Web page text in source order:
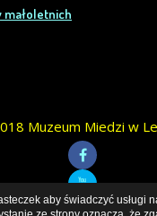
Muzeum Miedzi w
aby świadczyć usługi